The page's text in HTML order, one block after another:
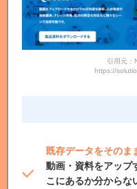
引用元：
https://
既存データをそのま
動画・資料をアップ
こにあるか分からな